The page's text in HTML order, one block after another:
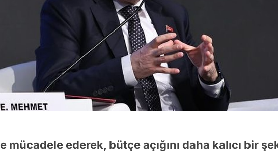
mücadele ederek, bütçe açığını daha kalıcı bir